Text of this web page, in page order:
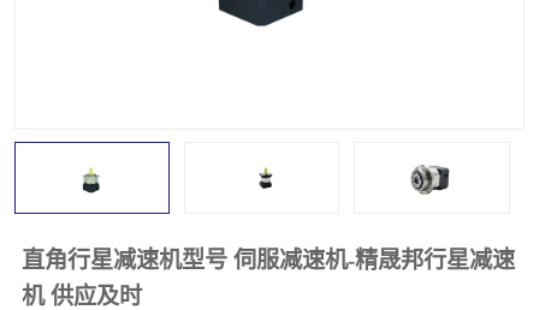
直角行星减速机型号 伺服减速机-精晟邦行星减速
机 供应及时
东元电机